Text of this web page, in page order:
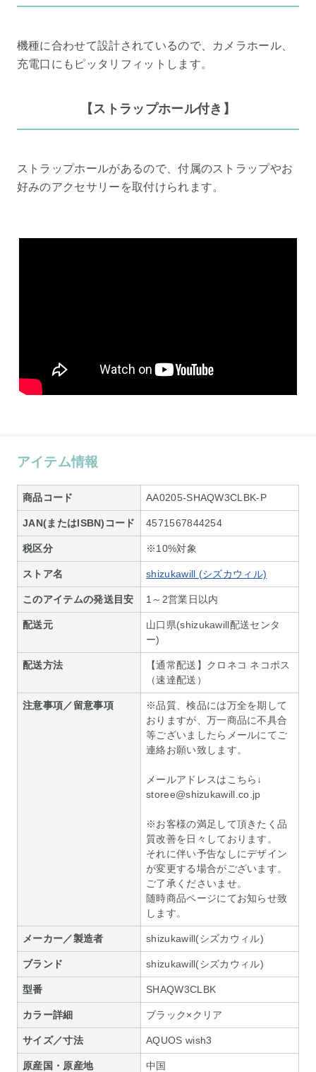
機種に合わせて設計されているので、カメラホール、
充電口にもピッタリフィットします。
【ストラップホール付き】
ストラップホールがあるので、付属のストラップやお
好みのアクセサリーを取付けられます。
アイテム情報
商品コード AA0205-SHAQW3CLBK-P
JAN(またはISBN)コード 4571567844254
税区分 ※10%対象
ストア名 shizukawill (シズカウィル)
このアイテムの発送目安 1～2営業日以内
配送元
山口県(shizukawill配送センタ
ー)
配送方法
【通常配送】クロネコ ネコポス
（速達配送）
注意事項／留意事項
※品質、検品には万全を期して
おりますが、万一商品に不具合
等ございましたらメールにてご
連絡お願い致します。
メールアドレスはこちら↓
storee@shizukawill.co.jp
※お客様の満足して頂きたく品
質改善を日々しております。
それに伴い予告なしにデザイン
が変更する場合がございます。
ご了承くださいませ。
随時商品ページにてお知らせ致
します。
メーカー／製造者 shizukawill(シズカウィル)
ブランド shizukawill(シズカウィル)
型番 SHAQW3CLBK
カラー詳細 ブラック×クリア
サイズ／寸法 AQUOS wish3
原産国・原産地 中国